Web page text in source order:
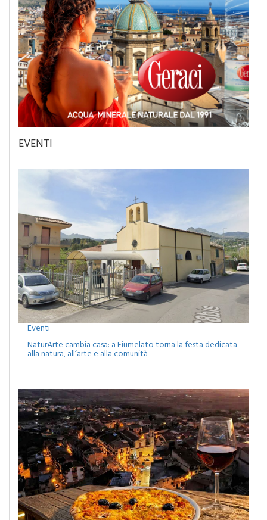
EVENTI
Eventi
NaturArte cambia casa: a Fiumelato torna la festa dedicata
alla natura, all’arte e alla comunità